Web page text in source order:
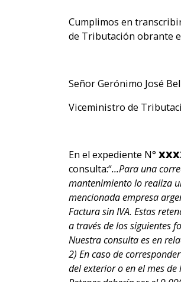
Cumplimos en transcribir
de Tributación obrante
Señor Gerónimo José
Viceministro de
En el expediente N°
consulta:“...Para una
mantenimiento lo realiza
mencionada empresa
Factura sin IVA. Estas
a través de los siguientes
Nuestra consulta es en
2) En caso de
del exterior o en el mes